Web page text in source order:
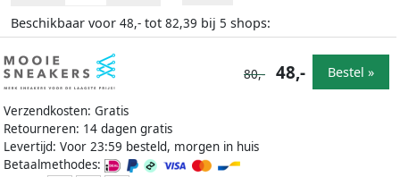
Beschikbaar voor 48,- tot 82,39 bij 5 shops:
Verzendkosten: Gratis
Retourneren: 14 dagen gratis
Levertijd: Voor 23:59 besteld, morgen in huis
Betaalmethodes:
80,- 48,- Bestel »